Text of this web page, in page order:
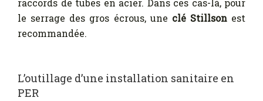
raccords de tubes en acier. Dans ces cas-là, pour
le serrage des gros écrous, une clé Stillsonest
recommandée.
L’outillage d’une installation sanitaire en
PER